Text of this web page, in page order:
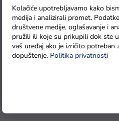
Kolačiće upotrebljavamo kako
medija i analizirali promet.
društvene medije, oglašavanje i
pružili ili koje su prikupili dok ste
vaš uređaj ako je izričito potreban
dopuštenje. Politika privatnosti
Set za gradnju piramida sa